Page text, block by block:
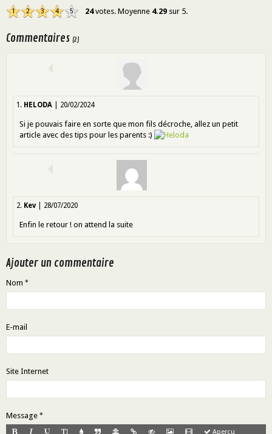
1 2 3 4 5 24votes. Moyenne 4.29 sur 5.
Commentaires (2)
1. HELODA | 20/02/2024
Si je pouvais faire en sorte que mon fils décroche, allez un petit
article avec des tips pour les parents :)
2. Kev | 28/07/2020
Enfin le retour ! on attend la suite
Ajouter un commentaire
Nom
E-mail
Site Internet
Message
Aperçu